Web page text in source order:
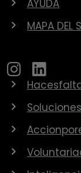
AYUDA
MAPA DEL